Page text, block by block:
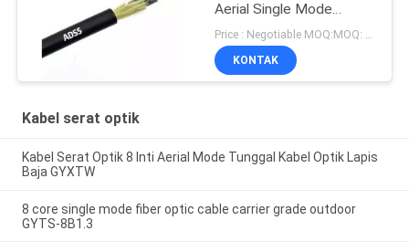
Aerial Single Mode
100/200/300m Span
KONTAK
Kabel serat optik
Kabel Serat Optik 8 Inti Aerial Mode Tunggal Kabel Optik Lapis
Baja GYXTW
8 core single mode fiber optic cable carrier grade outdoor
GYTS-8B1.3